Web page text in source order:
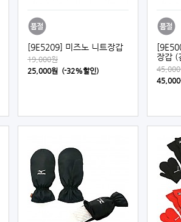
[9E5209] 미즈노 니트장갑
19,000원
25,000원 (-32%할인)
장갑 (
45,000